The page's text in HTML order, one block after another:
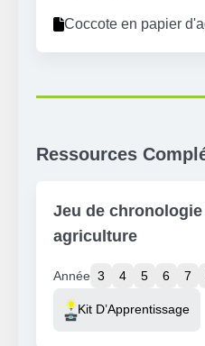
Coccote en papier
Ressources
Jeu de
agriculture
Année 3 4 5 6 7
Resource Type
Kit D’Apprentissage